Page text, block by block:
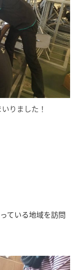
りました！
ている地域を訪問